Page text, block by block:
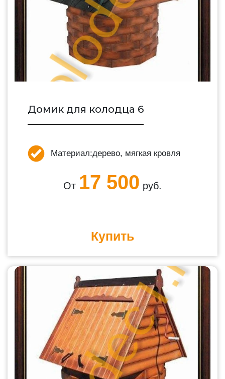
Домик для колодца 6
Материал:дерево, мягкая кровля
От 17 500 руб.
Купить